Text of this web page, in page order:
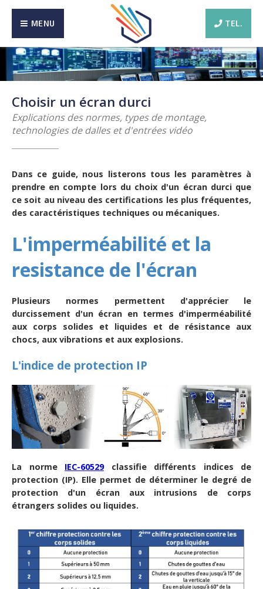
TEL.
MENU
Choisir un écran durci
Explications des normes, types de montage,
technologies de dalles et d'entrées vidéo
Dans ce guide, nous listerons tous les paramètres à
prendre en compte lors du choix d'un écran durci que
ce soit au niveau des certifications les plus fréquentes,
des caractéristiques techniques ou mécaniques.
L'imperméabilité et la
resistance de l'écran
Plusieurs normes permettent d'apprécier le
durcissement d'un écran en termes d'imperméabilité
aux corps solides et liquides et de résistance aux
chocs, aux vibrations et aux explosions.
L'indice de protection IP
La norme IEC-60529classifie différents indices de
protection (IP). Elle permet de déterminer le degré de
protection d'un écran aux intrusions de corps
étrangers solides ou liquides.